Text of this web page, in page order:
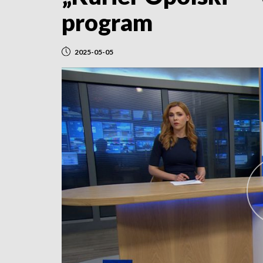
program
2025-05-05